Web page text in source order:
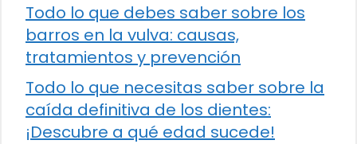
Todo lo que debes saber sobre los
barros en la vulva: causas,
tratamientos y prevención
Todo lo que necesitas saber sobre la
caída definitiva de los dientes:
¡Descubre a qué edad sucede!